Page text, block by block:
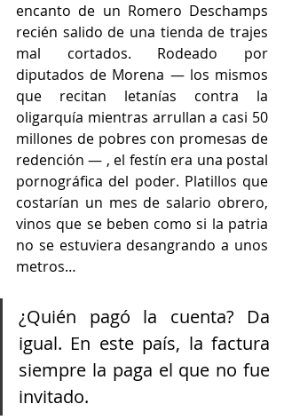
encanto de un Romero Deschamps
recién salido de una tienda de trajes
mal cortados. Rodeado por
diputados de Morena — los mismos
que recitan letanías contra la
oligarquía mientras arrullan a casi 50
millones de pobres con promesas de
redención — , el festín era una postal
pornográfica del poder. Platillos que
costarían un mes de salario obrero,
vinos que se beben como si la patria
no se estuviera desangrando a unos
metros…
¿Quién pagó la cuenta? Da
igual. En este país, la factura
siempre la paga el que no fue
invitado.